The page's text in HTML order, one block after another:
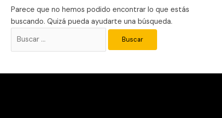
Parece que no hemos podido encontrar lo que estás
buscando. Quizá pueda ayudarte una búsqueda.